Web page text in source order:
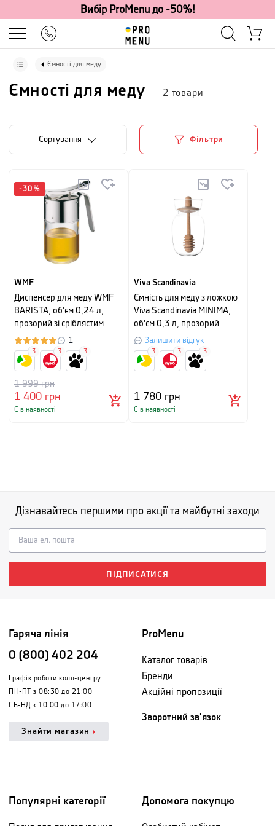
Вибір ProMenu до -50%!
Ємності для меду
Ємності для меду 2 товари
Сортування Фільтри
-30 %
WMF
Диспенсер для меду WMF
BARISTA, об'єм 0,24 л,
прозорий зі сріблястим
1
1 400 грн
1 999грн
Є в наявності
3 3 3
Viva Scandinavia
Ємність для меду з ложкою
Viva Scandinavia MINIMA,
об'єм 0,3 л, прозорий
Залишити відгук
1 780 грн
Є в наявності
3 3 3
Дізнавайтесь першими про акції та майбутні заходи
ПІДПИСАТИСЯ
Гаряча лінія
0 (800) 402 204
Графік роботи колл-центру
ПН-ПТ з 08:30 до 21:00
СБ-НД з 10:00 до 17:00
Знайти магазин
ProMenu
Каталог товарів
Бренди
Акційні пропозиції
Зворотний зв'язок
Популярні категорії Допомога покупцю